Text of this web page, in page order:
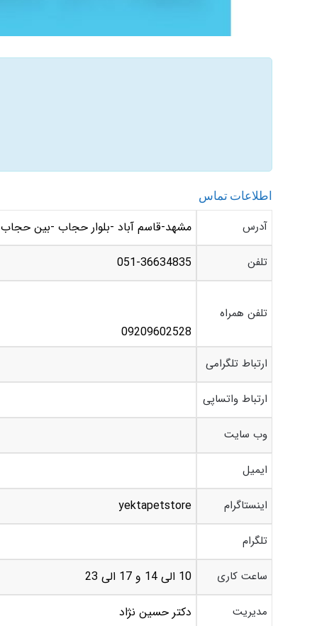
اطلاعات تماس
آدرس مشهد-قاسم آباد -بلوار حجاب -بین حجاب 36 و38(جنب پارک آبی ایرانیان) – پت شاپ یکتا
تلفن 051-36634835
تلفن همراه
09209602528
ارتباط تلگرامی
ارتباط واتساپی
وب سایت
ایمیل
اینستاگرام yektapetstore
تلگرام
ساعت کاری 10 الی 14 و 17 الی 23
مدیریت دکتر حسین نژاد